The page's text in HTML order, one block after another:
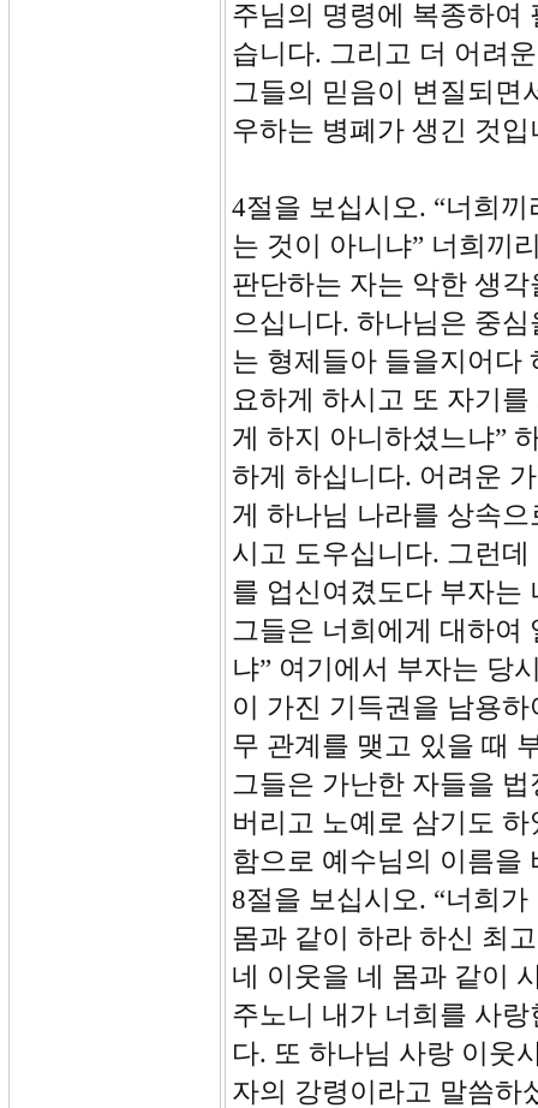
주님의 명령에 복종하여
습니다. 그리고 더 어려
그들의 믿음이 변질되면
우하는 병폐가 생긴 것입
4절을 보십시오. “너희
는 것이 아니냐” 너희끼
판단하는 자는 악한 생
으십니다. 하나님은 중
는 형제들아 들을지어다
요하게 하시고 또 자기
게 하지 아니하셨느냐”
하게 하십니다. 어려운
게 하나님 나라를 상속
시고 도우십니다. 그런
를 업신여겼도다 부자는
그들은 너희에게 대하여
냐” 여기에서 부자는 당
이 가진 기득권을 남용
무 관계를 맺고 있을 때
그들은 가난한 자들을
버리고 노예로 삼기도
함으로 예수님의 이름을
8절을 보십시오. “너희
몸과 같이 하라 하신 최
네 이웃을 네 몸과 같이
주노니 내가 너희를 사
다. 또 하나님 사랑 이웃
자의 강령이라고 말씀하